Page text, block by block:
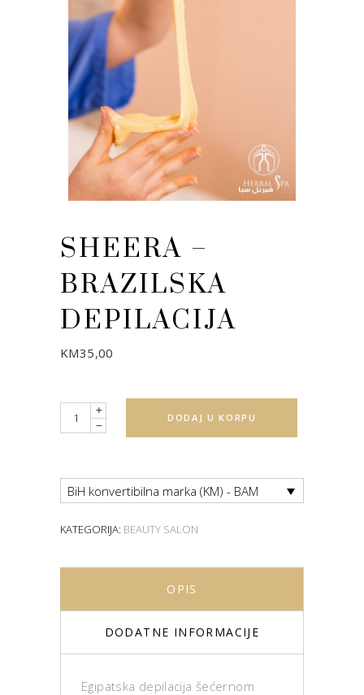
SHEERA –
BRAZILSKA
DEPILACIJA
KM35,00
Quantity DODAJ U KORPU
BiH konvertibilna marka (KM) - BAM
KATEGORIJA: BEAUTY SALON
OPIS
DODATNE INFORMACIJE
Egipatska depilacija šećernom